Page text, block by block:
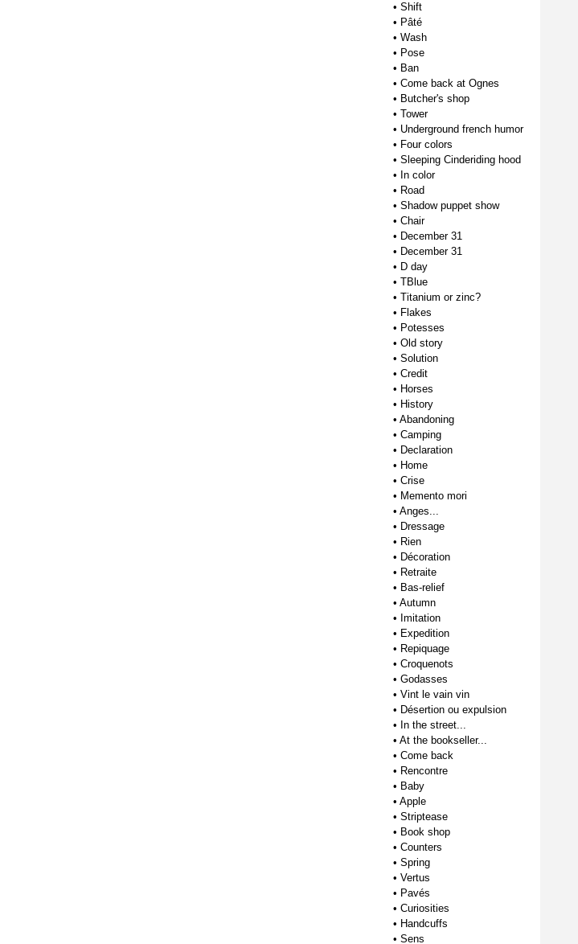
• Shift
• Pâté
• Wash
• Pose
• Ban
• Come back at Ognes
• Butcher's shop
• Tower
• Underground french humor
• Four colors
• Sleeping Cinderiding hood
• In color
• Road
• Shadow puppet show
• Chair
• December 31
• December 31
• D day
• TBlue
• Titanium or zinc?
• Flakes
• Potesses
• Old story
• Solution
• Credit
• Horses
• History
• Abandoning
• Camping
• Declaration
• Home
• Crise
• Memento mori
• Anges...
• Dressage
• Rien
• Décoration
• Retraite
• Bas-relief
• Autumn
• Imitation
• Expedition
• Repiquage
• Croquenots
• Godasses
• Vint le vain vin
• Désertion ou expulsion
• In the street...
• At the bookseller...
• Come back
• Rencontre
• Baby
• Apple
• Striptease
• Book shop
• Counters
• Spring
• Vertus
• Pavés
• Curiosities
• Handcuffs
• Sens